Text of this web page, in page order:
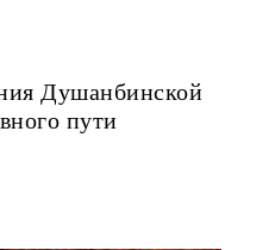
Душанбинской
пути